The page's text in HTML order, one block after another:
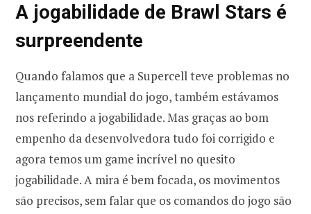
A jogabilidade de Brawl Stars é
surpreendente
Quando falamos que a Supercell teve problemas no
lançamento mundial do jogo, também estávamos
nos referindo a jogabilidade. Mas graças ao bom
empenho da desenvolvedora tudo foi corrigido e
agora temos um game incrível no quesito
jogabilidade. A mira é bem focada, os movimentos
são precisos, sem falar que os comandos do jogo são